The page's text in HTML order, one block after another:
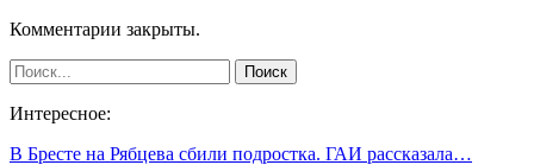
Комментарии закрыты.
Интересное:
В Бресте на Рябцева сбили подростка. ГАИ рассказала…